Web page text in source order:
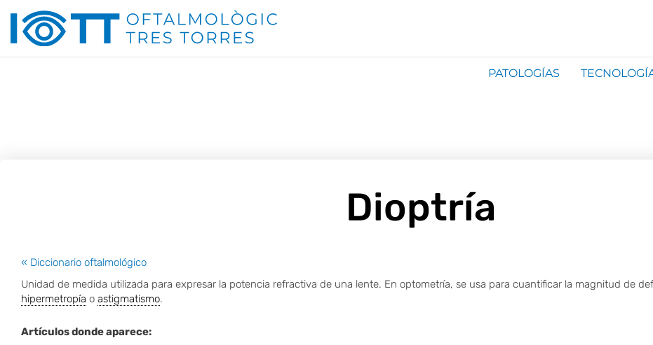
contenido
PATOLOGÍAS
Dioptría
« Diccionario oftalmológico
Unidad de medida utilizada para expresar la potencia refractiva de una lente. En optometría, se usa para cuantificar la magnitud de
hipermetropía o astigmatismo.
Artículos donde aparece: